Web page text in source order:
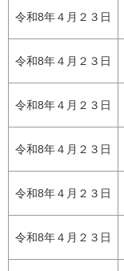
令和8年４月２３日
令和8年４月２３日
令和8年４月２３日
令和8年４月２３日
令和8年４月２３日
令和8年４月２３日